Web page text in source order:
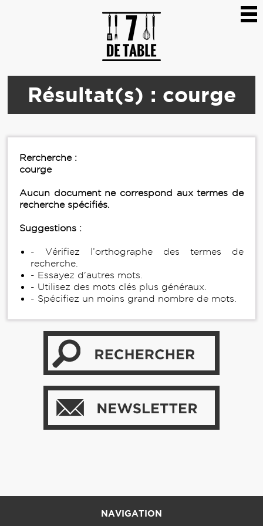
Résultat(s) : courge
Rercherche :
courge
Aucun document ne correspond aux termes de
recherche spécifiés.
Suggestions :
- Vérifiez l’orthographe des termes de
recherche.
- Essayez d'autres mots.
- Utilisez des mots clés plus généraux.
- Spécifiez un moins grand nombre de mots.
NAVIGATION